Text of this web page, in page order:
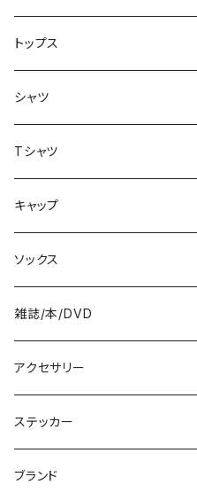
シューズ
バッグ
8.2インチ
8.3インチ
8.4インチ
8.5インチ
8.6インチ
8.7インチ
9インチ
9.2インチ
10インチ
トップス
シャツ
Tシャツ
キャップ
ソックス
雑誌/本/DVD
アクセサリー
ステッカー
ブランド